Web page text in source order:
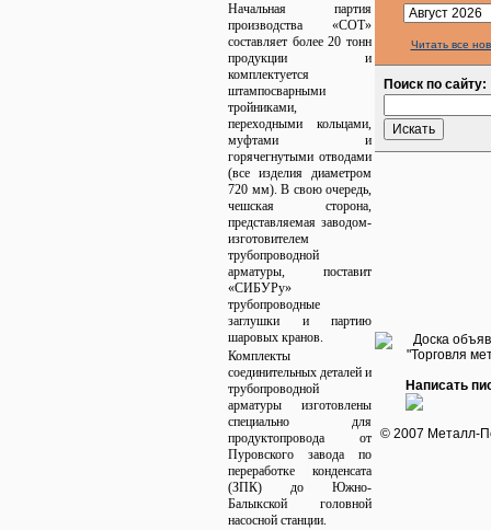
Начальная партия
производства «СОТ»
составляет более 20 тонн
продукции и
комплектуется
штампосварными
тройниками,
переходными кольцами,
муфтами и
горячегнутыми отводами
(все изделия диаметром
720 мм). В свою очередь,
чешская сторона,
представляемая заводом-
изготовителем
трубопроводной
арматуры, поставит
«СИБУРу»
трубопроводные
заглушки и партию
шаровых кранов.
Комплекты
соединительных деталей и
трубопроводной
арматуры изготовлены
специально для
продуктопровода от
Пуровского завода по
переработке конденсата
(ЗПК) до Южно-
Балыкской головной
насосной станции.
Читать все
Поиск по сайту:
Написать
© 2007 Металл-